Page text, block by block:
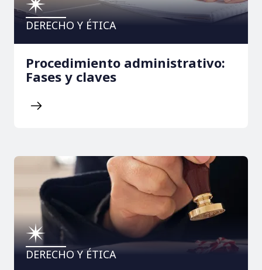
DERECHO Y ÉTICA
Procedimiento administrativo:
Fases y claves
DERECHO Y ÉTICA